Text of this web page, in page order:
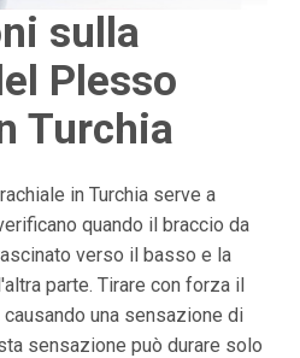
sulla
Plesso
Turchia
in Turchia serve a
quando il braccio da
verso il basso e la
parte. Tirare con forza il
una sensazione di
sensazione può durare solo